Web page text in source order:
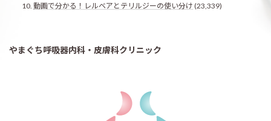
動画で分かる！レルベアとテリルジーの使い分け (23,339)
やまぐち呼吸器内科・皮膚科クリニック